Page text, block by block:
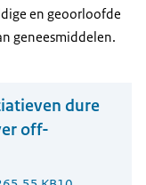
en geoorloofde
geneesmiddelen.
dure
off-